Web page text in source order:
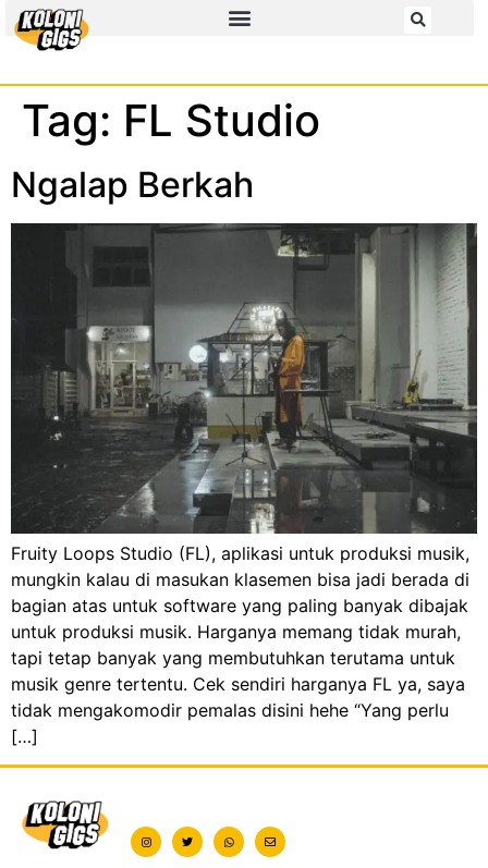
Tag: FL Studio
Ngalap Berkah
Fruity Loops Studio (FL), aplikasi untuk produksi musik,
mungkin kalau di masukan klasemen bisa jadi berada di
bagian atas untuk software yang paling banyak dibajak
untuk produksi musik. Harganya memang tidak murah,
tapi tetap banyak yang membutuhkan terutama untuk
musik genre tertentu. Cek sendiri harganya FL ya, saya
tidak mengakomodir pemalas disini hehe “Yang perlu
[…]